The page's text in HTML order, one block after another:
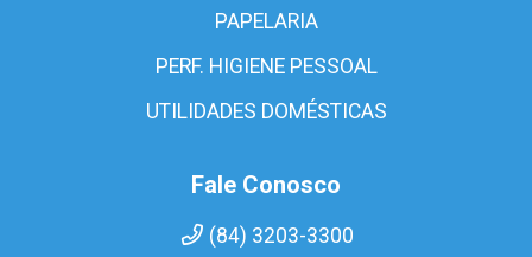
PAPELARIA
PERF. HIGIENE PESSOAL
UTILIDADES DOMÉSTICAS
Fale Conosco
(84) 3203-3300